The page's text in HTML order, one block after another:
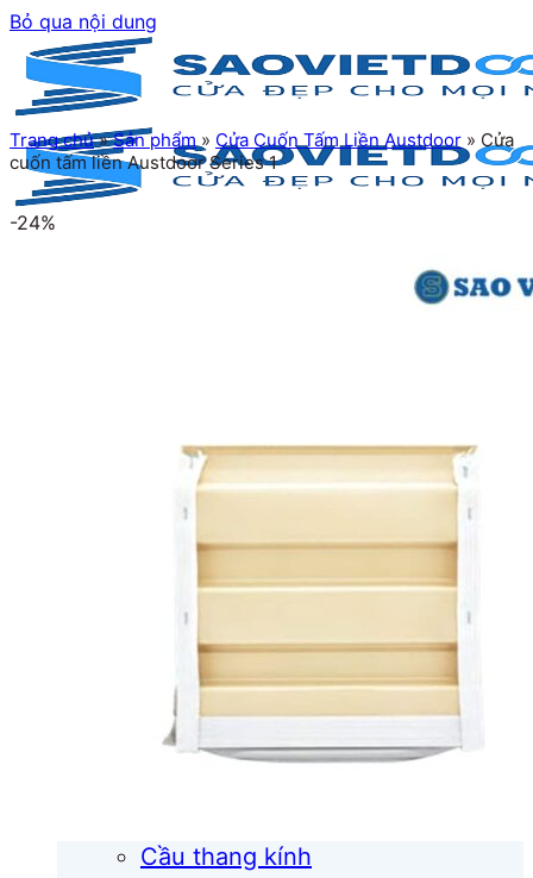
Bỏ qua nội dung
Cửa kính
Cửa nhôm
Vách kính
Mái kính
Cầu thang kính
Trang chủ»Sản phẩm» Cửa Cuốn Tấm Liền Austdoor » Cửa
cuốn tấm liền Austdoor Series 1
-24%